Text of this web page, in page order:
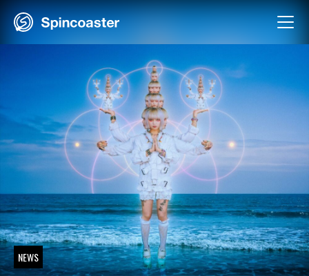
Skip
NEWS